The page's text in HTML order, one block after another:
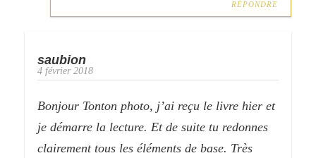
RÉPONDRE
saubion
4 février 2018
Bonjour Tonton photo, j’ai reçu le livre hier et
je démarre la lecture. Et de suite tu redonnes
clairement tous les éléments de base. Très